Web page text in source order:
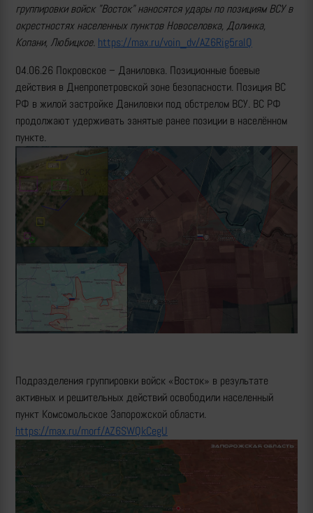
группировки войск "Восток" наносятся удары по позициям ВСУ в
окрестностях населенных пунктов Новоселовка, Долинка,
Копани, Любицкое. https://max.ru/voin_dv/AZ6Rig5ralQ
04.06.26 Покровское – Даниловка. Позиционные боевые
действия в Днепропетровской зоне безопасности. Позиция ВС
РФ в жилой застройке Даниловки под обстрелом ВСУ. ВС РФ
продолжают удерживать занятые ранее позиции в населённом
пункте.
Подразделения группировки войск «Восток» в результате
активных и решительных действий освободили населенный
пункт Комсомольское Запорожской области.
https://max.ru/morf/AZ6SWQkCegU